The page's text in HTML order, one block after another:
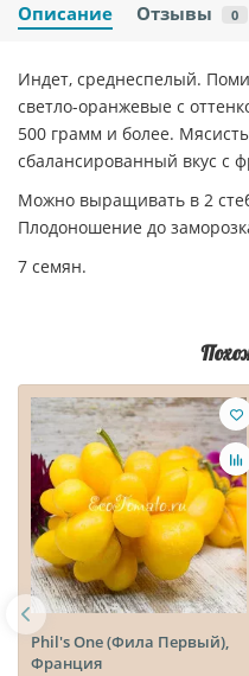
Описание Отзывы 0
Индет, среднеспелый.
светло-оранжевые с
500 грамм и более.
сбалансированный вкус с
Можно выращивать в 2
Плодоношение до
7 семян.
Phil's One (Фила Первый),
Франция